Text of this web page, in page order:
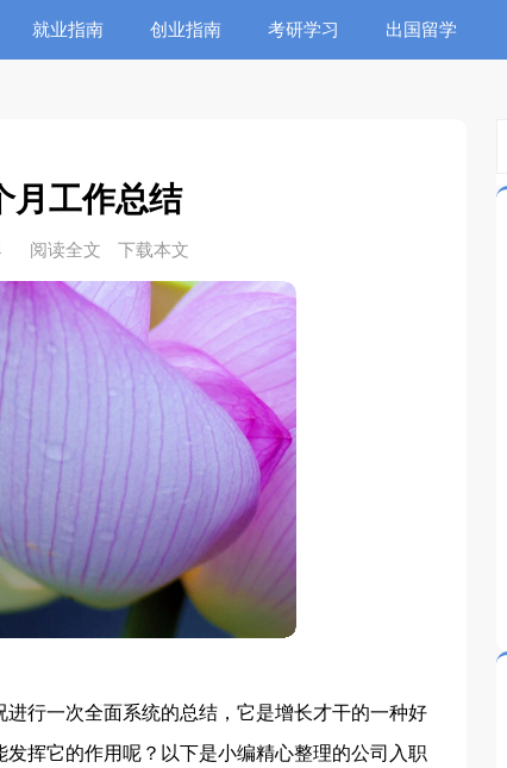
就业指南 创业指南 考研学习 出国留学
月工作总结
阅读全文 下载本文
行一次全面系统的总结，它是增长才干的一种好
挥它的作用呢？以下是小编精心整理的公司入职